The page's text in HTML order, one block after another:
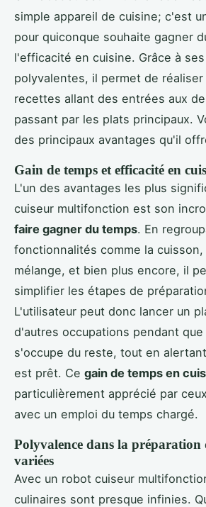
simple appareil de cuisine; c'est
pour quiconque souhaite gagner
l'efficacité en cuisine. Grâce à
polyvalentes, il permet de
recettes allant des entrées aux
passant par les plats principaux.
des principaux avantages qu'il
Gain de temps et efficacité en
L'un des avantages les plus
cuiseur multifonction est son
faire gagner du temps. En
fonctionnalités comme la
mélange, et bien plus encore, il
simplifier les étapes de
L'utilisateur peut donc lancer un
d'autres occupations pendant que
s'occupe du reste, tout en
est prêt. Ce gain de temps en
particulièrement apprécié par
avec un emploi du temps chargé.
Polyvalence dans la préparation
variées
Avec un robot cuiseur
culinaires sont presque infinies.